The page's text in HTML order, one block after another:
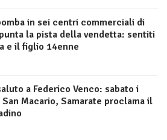
in sei centri commerciali di
la pista della vendetta: sentiti
e il figlio 14enne
a Federico Venco: sabato i
Macario, Samarate proclama il